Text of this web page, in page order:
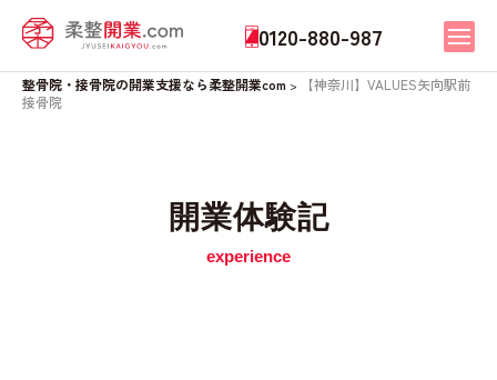
0120-880-987
整骨院・接骨院の開業支援なら柔整開業com >
【神奈川】VALUES矢向駅前
接骨院
開業体験記